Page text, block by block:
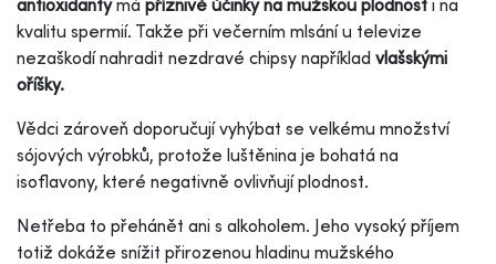
kvalitu spermií. Takže při večerním mlsání u televize
nezaškodí nahradit nezdravé chipsy například vlašskými
oříšky.
Vědci zároveň doporučují vyhýbat se velkému množství
sójových výrobků, protože luštěnina je bohatá na
isoflavony, které negativně ovlivňují plodnost.
Netřeba to přehánět ani s alkoholem. Jeho vysoký příjem
totiž dokáže snížit přirozenou hladinu mužského